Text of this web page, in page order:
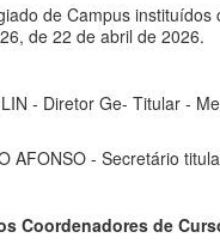
de Campus instituídos
de 22 de abril de 2026.
- Diretor Ge- Titular -
AFONSO - Secretário
Coordenadores de